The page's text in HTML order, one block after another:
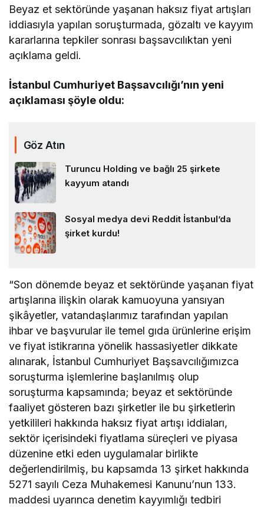
Beyaz et sektöründe yaşanan haksız fiyat artışları
iddiasıyla yapılan soruşturmada, gözaltı ve kayyım
kararlarına tepkiler sonrası başsavcılıktan yeni
açıklama geldi.
İstanbul Cumhuriyet Başsavcılığı’nın yeni
açıklaması şöyle oldu:
Göz Atın
Turuncu Holding ve bağlı 25 şirkete
kayyum atandı
Sosyal medya devi Reddit İstanbul’da
şirket kurdu!
“Son dönemde beyaz et sektöründe yaşanan fiyat
artışlarına ilişkin olarak kamuoyuna yansıyan
şikâyetler, vatandaşlarımız tarafından yapılan
ihbar ve başvurular ile temel gıda ürünlerine erişim
ve fiyat istikrarına yönelik hassasiyetler dikkate
alınarak, İstanbul Cumhuriyet Başsavcılığımızca
soruşturma işlemlerine başlanılmış olup
soruşturma kapsamında; beyaz et sektöründe
faaliyet gösteren bazı şirketler ile bu şirketlerin
yetkilileri hakkında haksız fiyat artışı iddiaları,
sektör içerisindeki fiyatlama süreçleri ve piyasa
düzenine etki eden uygulamalar birlikte
değerlendirilmiş, bu kapsamda 13 şirket hakkında
5271 sayılı Ceza Muhakemesi Kanunu’nun 133.
maddesi uyarınca denetim kayyımlığı tedbiri